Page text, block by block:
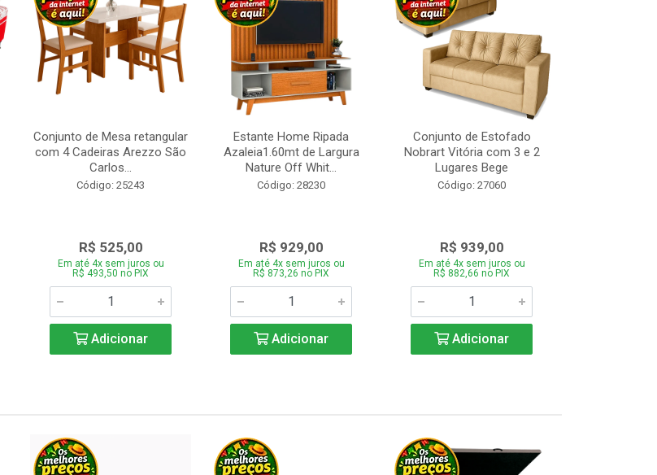
Conjunto de Mesa retangular
com 4 Cadeiras Arezzo São
Carlos...
Código: 25243
R$ 525,00
Em até 4x sem juros ou
R$ 493,50 no PIX
Adicionar
Estante Home Ripada
Azaleia1.60mt de Largura
Nature Off Whit...
Código: 28230
R$ 929,00
Em até 4x sem juros ou
R$ 873,26 no PIX
Adicionar
Conjunto de Estofado
Nobrart Vitória com 3 e 2
Lugares Bege
Código: 27060
R$ 939,00
Em até 4x sem juros ou
R$ 882,66 no PIX
Adicionar